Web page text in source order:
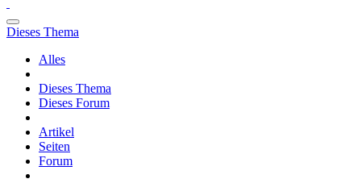
Dieses Thema
Alles
Dieses Thema
Dieses Forum
Artikel
Seiten
Forum